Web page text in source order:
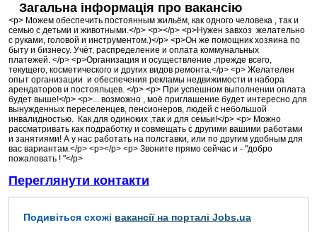
Загальна інформація про вакансію
<p> Можем обеспечить постоянным жильём, как одного человека , так и
семью с детьми и животными.</p> <p></p> <p>Нужен завхоз желательно
с руками, головой и инструментом.)</p> <p>Он же помощник хозяина по
быту и бизнесу. Учёт, распределение и оплата коммунальных
платежей. </p> <p>Организация и осуществление ,прежде всего,
текущего, косметического и других видов ремонта.</p> <p> Желателен
опыт организации и обеспечения рекламы недвижимости и набора
арендаторов и постояльцев. </p> <p> При успешном выполнении оплата
будет выше!</p> <p>... возможно , моё приглашение будет интересно для
вынужденных переселенцев, пенсионеров, людей с небольшой
инвалидностью. Как для одиноких ,так и для семьи!</p> <p> Можно
рассматривать как подработку и совмещать с другими вашими работами
и занятиями! А у нас работать на полставки, или по другим удобным для
вас вариантам.</p> <p></p> <p> Звоните прямо сейчас и - "добро
пожаловать ! "</p>
Переглянути контакти
Подивіться схожі вакансії на порталі Jobs.ua